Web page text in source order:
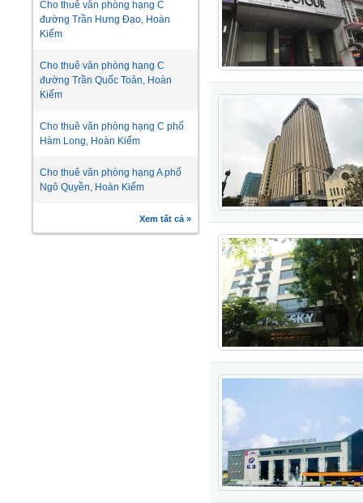
Cho thuê văn phòng hạng C
đường Trần Hưng Đạo, Hoàn
Kiếm
Cho thuê văn phòng hạng C
đường Trần Quốc Toản, Hoàn
Kiếm
Cho thuê văn phòng hạng C phố
Hàm Long, Hoàn Kiếm
Cho thuê văn phòng hạng A phố
Ngô Quyền, Hoàn Kiếm
Xem tất cả »